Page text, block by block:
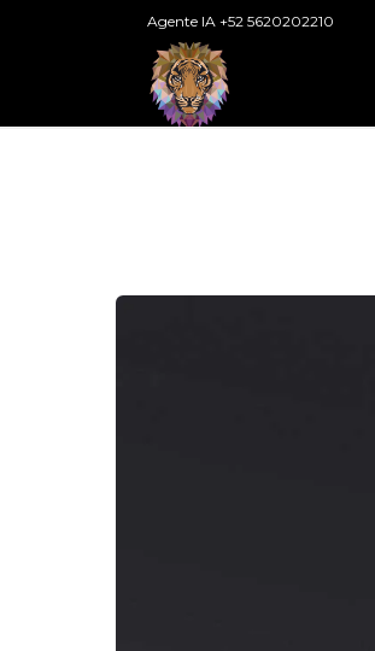
Agente IA +52 5620202210